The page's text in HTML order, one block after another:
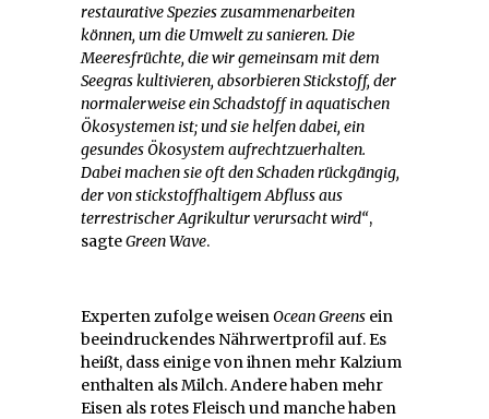
restaurative Spezies zusammenarbeiten
können, um die Umwelt zu sanieren. Die
Meeresfrüchte, die wir gemeinsam mit dem
Seegras kultivieren, absorbieren Stickstoff, der
normalerweise ein Schadstoff in aquatischen
Ökosystemen ist; und sie helfen dabei, ein
gesundes Ökosystem aufrechtzuerhalten.
Dabei machen sie oft den Schaden rückgängig,
der von stickstoffhaltigem Abfluss aus
terrestrischer Agrikultur verursacht wird“,
sagteGreen Wave.
Experten zufolge weisenOcean Greens ein
beeindruckendes Nährwertprofil auf. Es
heißt, dass einige von ihnen mehr Kalzium
enthalten als Milch. Andere haben mehr
Eisen als rotes Fleisch und manche haben